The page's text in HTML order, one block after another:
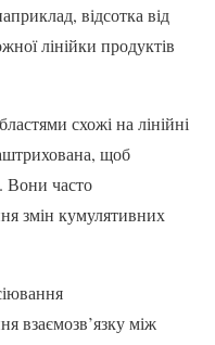
відсотка від
лінійки продуктів
схожі на лінійні
щоб
Вони часто
змін кумулятивних
взаємозв’язку між